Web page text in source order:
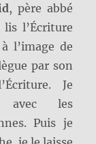
, père abbé
l’Écriture
l’image de
par son
Je
avec les
Puis je